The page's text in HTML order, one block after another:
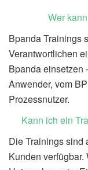
Wer
Bpanda Trainings
Verantwortlichen
Bpandaeinsetzen
Anwender, vom
Prozessnutzer.
Kann ich ein
Die Trainings sind
Kunden verfügbar.